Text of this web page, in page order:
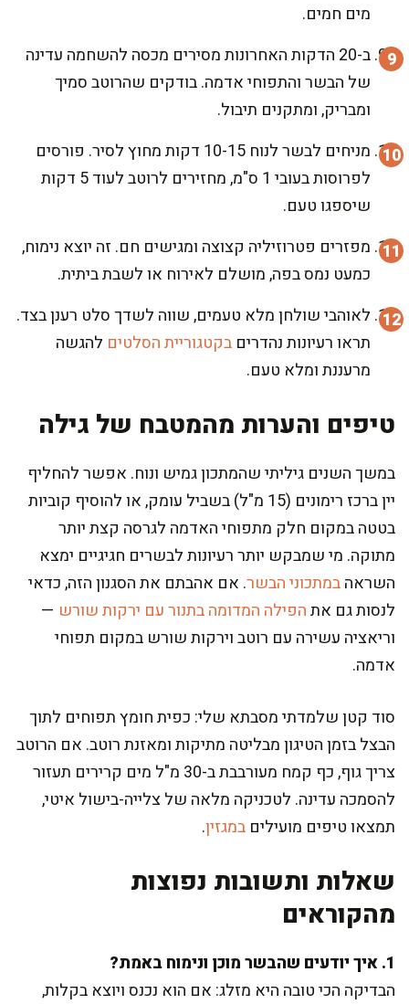
מים חמים.
ב-20 הדקות האחרונות מסירים מכסה להשחמה עדינה
של הבשר והתפוחי אדמה. בודקים שהרוטב סמיך
ומבריק, ומתקנים תיבול.
מניחים לבשר לנוח 10-15 דקות מחוץ לסיר. פורסים
לפרוסות בעובי 1 ס"מ, מחזירים לרוטב לעוד 5 דקות
שיספגו טעם.
מפזרים פטרוזיליה קצוצה ומגישים חם. זה יוצא נימוח,
כמעט נמס בפה, מושלם לאירוח או לשבת ביתית.
לאוהבי שולחן מלא טעמים, שווה לשדך סלט רענן בצד.
תראו רעיונות נהדרים בקטגוריית הסלטים להגשה
מרעננת ומלא טעם.
טיפים והערות מהמטבח של גילה
במשך השנים גיליתי שהמתכון גמיש ונוח. אפשר להחליף
יין ברכז רימונים (15 מ"ל) בשביל עומק, או להוסיף קוביות
בטטה במקום חלק מתפוחי האדמה לגרסה קצת יותר
מתוקה. מי שמבקש יותר רעיונות לבשרים חגיגיים ימצא
השראהבמתכוני הבשר. אם אהבתם את הסגנון הזה, כדאי
לנסות גם אתהפילה המדומה בתנור עם ירקות שורש —
וריאציה עשירה עם רוטב וירקות שורש במקום תפוחי
אדמה.
סוד קטן שלמדתי מסבתא שלי: כפית חומץ תפוחים לתוך
הבצל בזמן הטיגון מבליטה מתיקות ומאזנת רוטב. אם הרוטב
צריך גוף, כף קמח מעורבבת ב-30 מ"ל מים קרירים תעזור
להסמכה עדינה. לטכניקה מלאה של צלייה-בישול איטי,
תמצאו טיפים מועילים במגזין.
שאלות ותשובות נפוצות
מהקוראים
1. איך יודעים שהבשר מוכן ונימוח באמת?
הבדיקה הכי טובה היא מזלג: אם הוא נכנס ויוצא בקלות,